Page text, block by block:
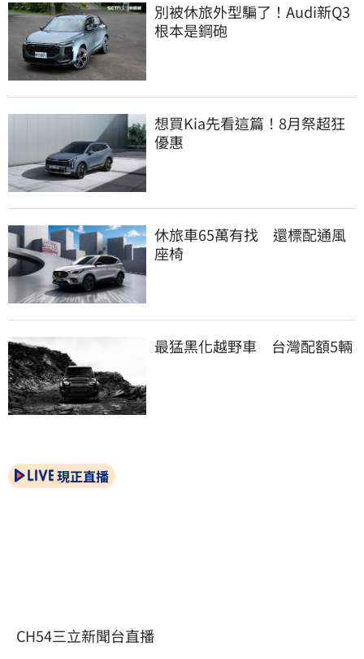
別被休旅外型騙了！Audi新Q3
根本是鋼砲
想買Kia先看這篇！8月祭超狂
優惠
休旅車65萬有找　還標配通風
座椅
最猛黑化越野車　台灣配額5輛
現正直播
CH54三立新聞台直播